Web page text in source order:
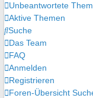
Unbeantwortete
Aktive Themen
Suche
Das Team
FAQ
Anmelden
Registrieren
Foren-Übersicht